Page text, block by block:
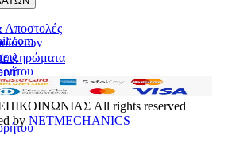
Αποστολές
All rights reserved
by NETMECHANICS